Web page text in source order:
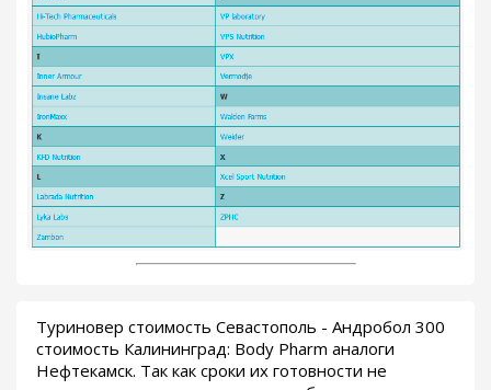
Туриновер стоимость Севастополь - Андробол 300
стоимость Калининград: Body Pharm аналоги
Нефтекамск. Так как сроки их готовности не